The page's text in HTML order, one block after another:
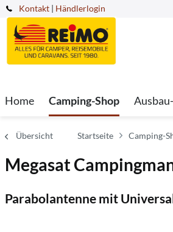
Kontakt | Händlerlogin
Home Camping-Shop
Übersicht Startseite Camping-
Megasat
Parabolantenne mit